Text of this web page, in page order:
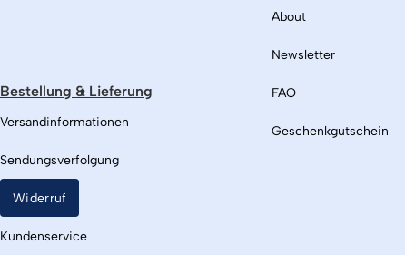
Bestellung & Lieferung
Versandinformationen
Sendungsverfolgung
Widerruf
Kundenservice
About
Newsletter
FAQ
Geschenkgutschein